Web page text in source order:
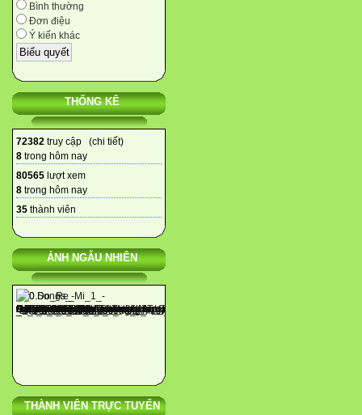
Bình thường
Đơn điệu
Ý kiến khác
THỐNG KÊ
72382 truy cập (chi tiết)
8 trong hôm nay
80565 lượt xem
8 trong hôm nay
35 thành viên
ẢNH NGẪU NHIÊN
THÀNH VIÊN TRỰC TUYẾN